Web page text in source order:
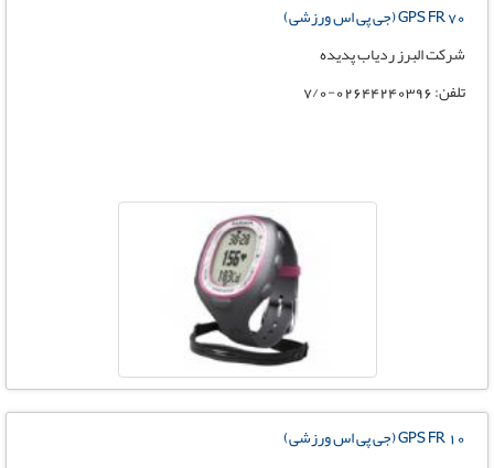
GPS FR 70 (جی پی اس ورزشی)
شرکت البرز ردیاب پدیده
تلفن: 02644240396-7/0
GPS FR 10 (جی پی اس ورزشی)